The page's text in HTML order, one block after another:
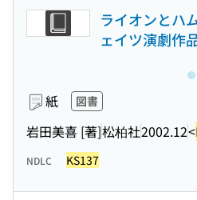
ライオンとハ
ェイツ演劇作
紙 図書
岩田美喜 [著]松柏社2002.12<
NDLC KS137